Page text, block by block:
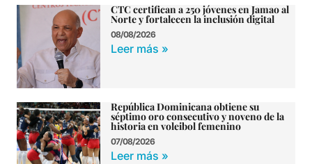
CTC certifican a 250 jóvenes en Jamao al
Norte y fortalecen la inclusión digital
08/08/2026
Leer más »
República Dominicana obtiene su
séptimo oro consecutivo y noveno de la
historia en voleibol femenino
07/08/2026
Leer más »